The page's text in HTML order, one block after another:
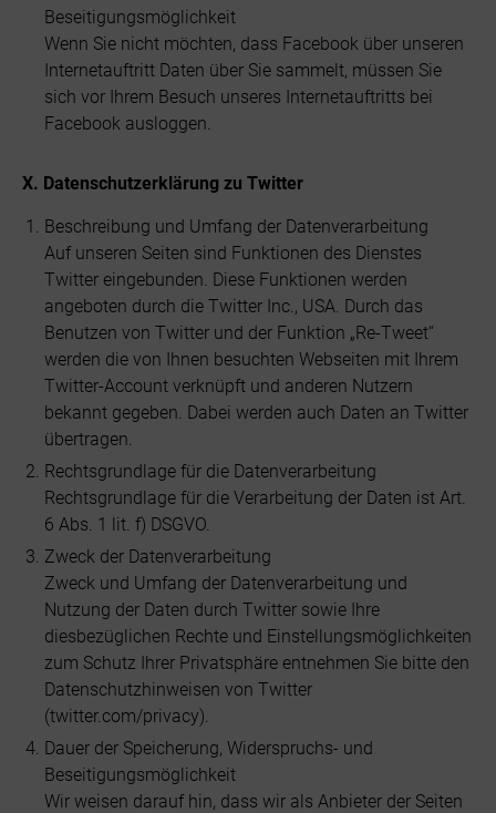
Beseitigungsmöglichkeit
Wenn Sie nicht möchten, dass Facebook über unseren
Internetauftritt Daten über Sie sammelt, müssen Sie
sich vor Ihrem Besuch unseres Internetauftritts bei
Facebook ausloggen.
X. Datenschutzerklärung zu Twitter
Beschreibung und Umfang der Datenverarbeitung
Auf unseren Seiten sind Funktionen des Dienstes
Twitter eingebunden. Diese Funktionen werden
angeboten durch die Twitter Inc., USA. Durch das
Benutzen von Twitter und der Funktion „Re-Tweet“
werden die von Ihnen besuchten Webseiten mit Ihrem
Twitter-Account verknüpft und anderen Nutzern
bekannt gegeben. Dabei werden auch Daten an Twitter
übertragen.
Rechtsgrundlage für die Datenverarbeitung
Rechtsgrundlage für die Verarbeitung der Daten ist Art.
6 Abs. 1 lit. f) DSGVO.
Zweck der Datenverarbeitung
Zweck und Umfang der Datenverarbeitung und
Nutzung der Daten durch Twitter sowie Ihre
diesbezüglichen Rechte und Einstellungsmöglichkeiten
zum Schutz Ihrer Privatsphäre entnehmen Sie bitte den
Datenschutzhinweisen von Twitter
(twitter.com/privacy).
Dauer der Speicherung, Widerspruchs- und
Beseitigungsmöglichkeit
Wir weisen darauf hin, dass wir als Anbieter der Seiten